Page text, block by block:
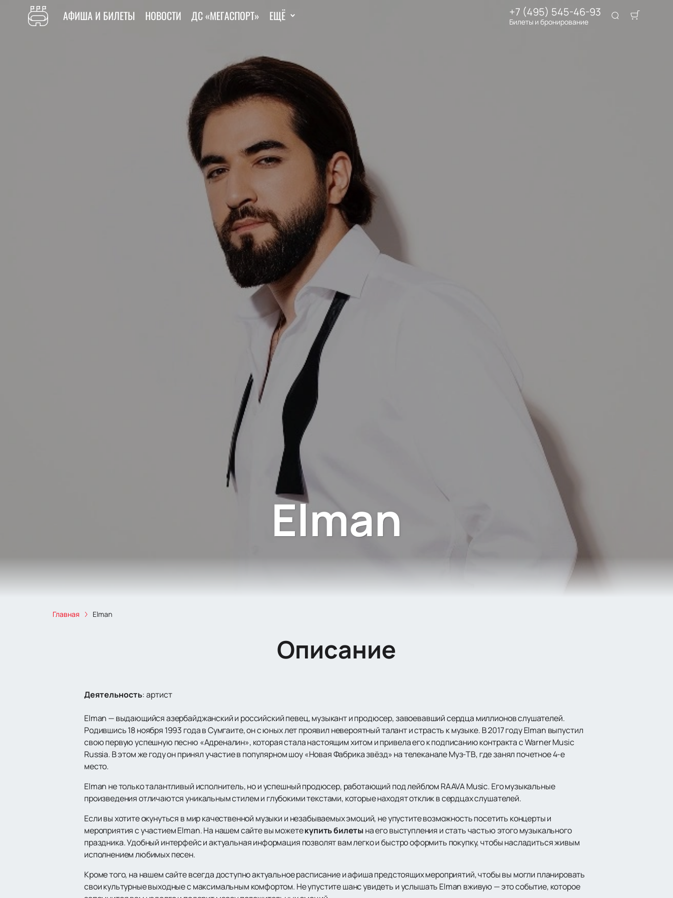
АФИША И БИЛЕТЫ НОВОСТИ ДС «МЕГАСПОРТ» ЕЩЁ +7 (495) 545-46-93
Билеты и бронирование
Elman
Главная Elman
Описание
Деятельность:артист
Elman — выдающийся азербайджанский и российский певец, музыкант и продюсер, завоевавший сердца миллионов слушателей.
Родившись 18 ноября 1993 года в Сумгаите, он с юных лет проявил невероятный талант и страсть к музыке. В 2017 году Elman выпустил
свою первую успешную песню «Адреналин», которая стала настоящим хитом и привела его к подписанию контракта с Warner Music
Russia. В этом же году он принял участие в популярном шоу «Новая Фабрика звёзд» на телеканале Муз-ТВ, где занял почетное 4-е
место.
Elman не только талантливый исполнитель, но и успешный продюсер, работающий под лейблом RAAVA Music. Его музыкальные
произведения отличаются уникальным стилем и глубокими текстами, которые находят отклик в сердцах слушателей.
Если вы хотите окунуться в мир качественной музыки и незабываемых эмоций, не упустите возможность посетить концерты и
мероприятия с участием Elman. На нашем сайте вы можетекупить билеты на его выступления и стать частью этого музыкального
праздника. Удобный интерфейс и актуальная информация позволят вам легко и быстро оформить покупку, чтобы насладиться живым
исполнением любимых песен.
Кроме того, на нашем сайте всегда доступно актуальное расписание и афиша предстоящих мероприятий, чтобы вы могли планировать
свои культурные выходные с максимальным комфортом. Не упустите шанс увидеть и услышать Elman вживую — это событие, которое